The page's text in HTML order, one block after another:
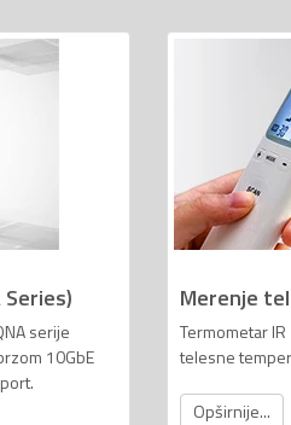
serije
10GbE
Merenje
Termometar
telesne
Opširnije...